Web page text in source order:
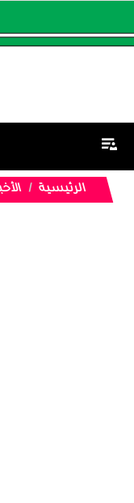
الرئيسية